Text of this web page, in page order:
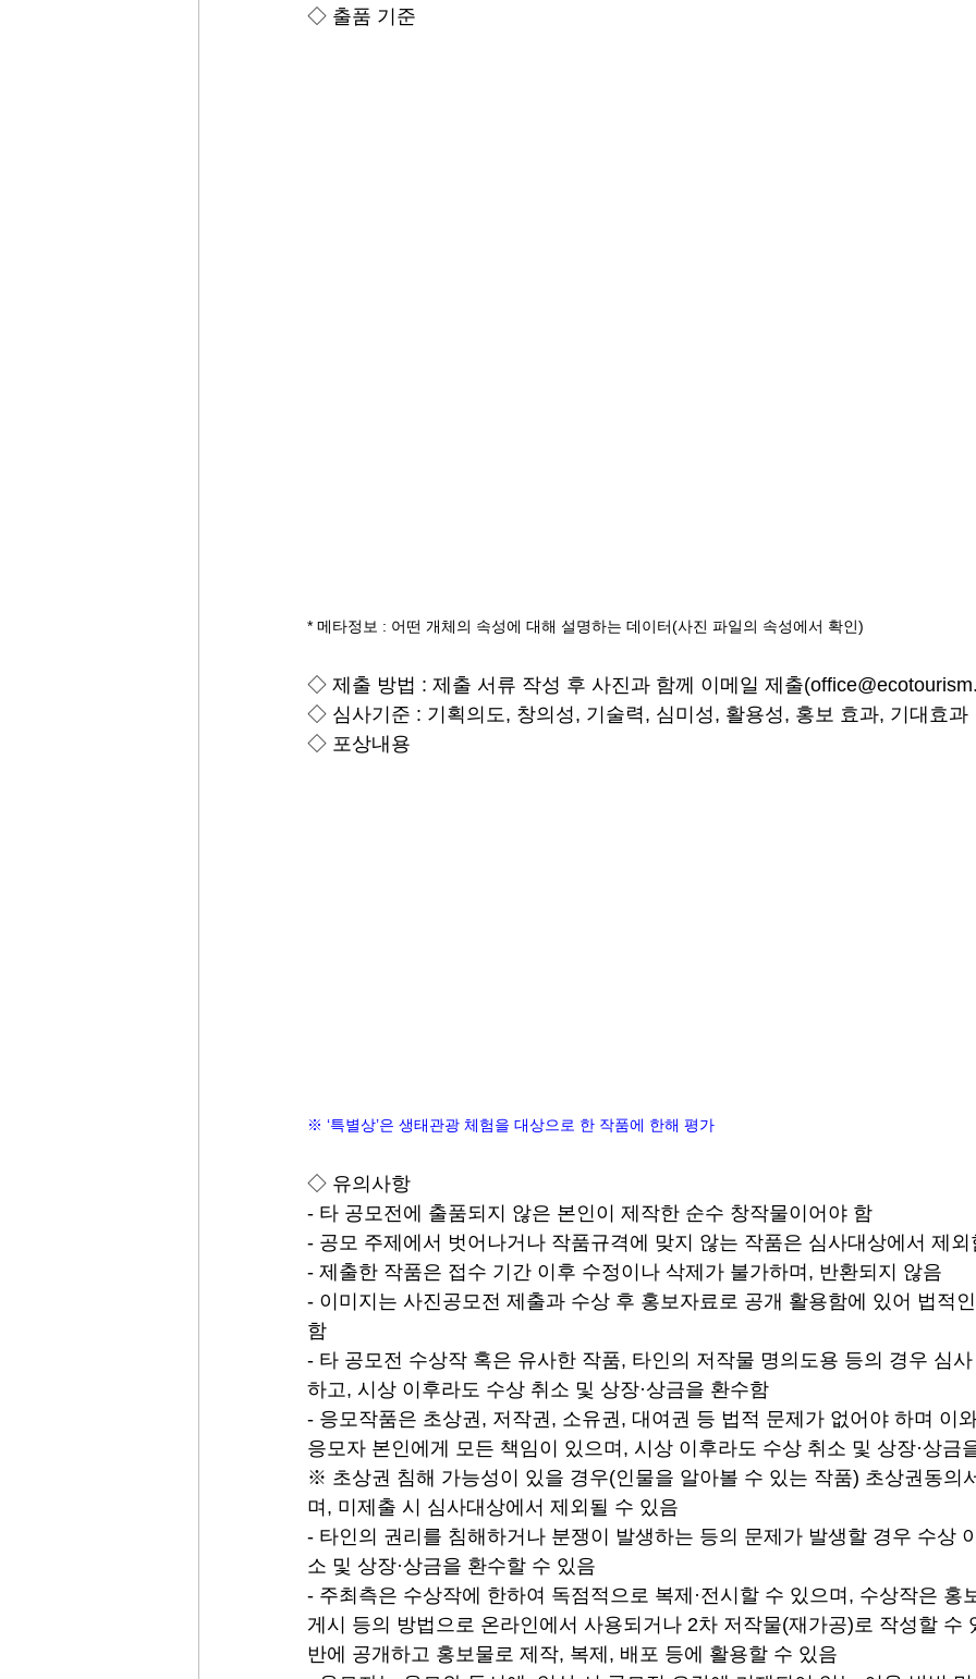
◇ 출품 기준
* 메타정보 : 어떤 개체의 속성에 대해 설명하는 데이터(사진 파일의 속성에서 확인)
◇ 제출 방법 : 제출 서류 작성 후 사진과 함께 이메일 제출(
◇ 심사기준 : 기획의도, 창의성, 기술력, 심미성, 활용성, 홍보 효과, 기대효과
◇ 포상내용
※ ‘특별상’은 생태관광 체험을 대상으로 한 작품에 한해 평가
◇ 유의사항
- 타 공모전에 출품되지 않은 본인이 제작한 순수 창작물이어야 함
- 공모 주제에서 벗어나거나 작품규격에 맞지 않는 작품은 심사대상에서 제외
- 제출한 작품은 접수 기간 이후 수정이나 삭제가 불가하며, 반환되지 않음
- 이미지는 사진공모전 제출과 수상 후 홍보자료로 공개 활용함에 있어 법적
함
- 타 공모전 수상작 혹은 유사한 작품, 타인의 저작물 명의도용 등의 경우 심
하고, 시상 이후라도 수상 취소 및 상장·상금을 환수함
- 응모작품은 초상권, 저작권, 소유권, 대여권 등 법적 문제가 없어야 하며 이
응모자 본인에게 모든 책임이 있으며, 시상 이후라도 수상 취소 및 상장·상금
※ 초상권 침해 가능성이 있을 경우(인물을 알아볼 수 있는 작품) 초상권동의
며, 미제출 시 심사대상에서 제외될 수 있음
- 타인의 권리를 침해하거나 분쟁이 발생하는 등의 문제가 발생할 경우 수상
소 및 상장·상금을 환수할 수 있음
- 주최측은 수상작에 한하여 독점적으로 복제·전시할 수 있으며, 수상작은 홍
게시 등의 방법으로 온라인에서 사용되거나 2차 저작물(재가공)로 작성할 수
반에 공개하고 홍보물로 제작, 복제, 배포 등에 활용할 수 있음